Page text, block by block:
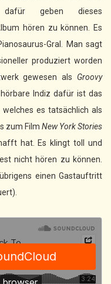
geben dieses
hören zu können. Es
Gral. Man sagt
produziert worden
gewesen als Groovy
hörbare Indiz dafür ist das
es tatsächlich als
zum Film New York Stories
hat. Es klingt toll und
nicht hören zu können.
einen Gastauftritt